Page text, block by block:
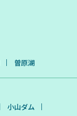
曽原湖
小山ダム